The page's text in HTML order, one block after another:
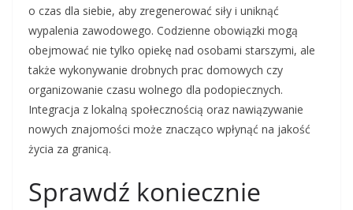
o czas dla siebie, aby zregenerować siły i uniknąć
wypalenia zawodowego. Codzienne obowiązki mogą
obejmować nie tylko opiekę nad osobami starszymi, ale
także wykonywanie drobnych prac domowych czy
organizowanie czasu wolnego dla podopiecznych.
Integracja z lokalną społecznością oraz nawiązywanie
nowych znajomości może znacząco wpłynąć na jakość
życia za granicą.
Sprawdź koniecznie